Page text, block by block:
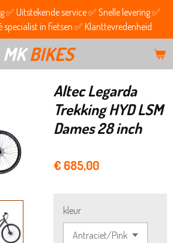
MKBIKES
Uitstekende service ✅ Snelle levering ✅
specialist in fietsen ✅ Klanttevredenheid
Altec Legarda
Trekking HYD LSM
Dames 28 inch
€ 685,00
kleur